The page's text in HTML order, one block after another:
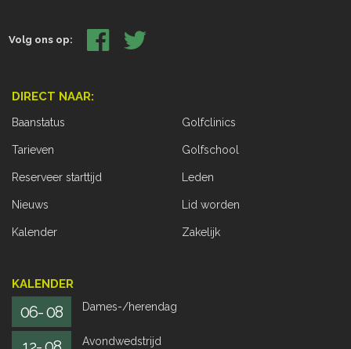
Volg ons op:
DIRECT NAAR:
Baanstatus
Tarieven
Reserveer starttijd
Nieuws
Kalender
Golfclinics
Golfschool
Leden
Lid worden
Zakelijk
KALENDER
06- 08 Dames-/herendag
Avondwedstrijd